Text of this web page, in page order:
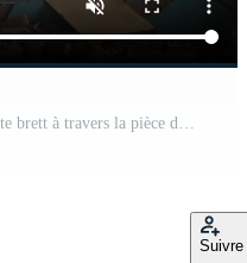
Un homme déprimé et en colère jette brett à travers la pièce dans une maison abandonnée Vidéo Gratuite
Suivre